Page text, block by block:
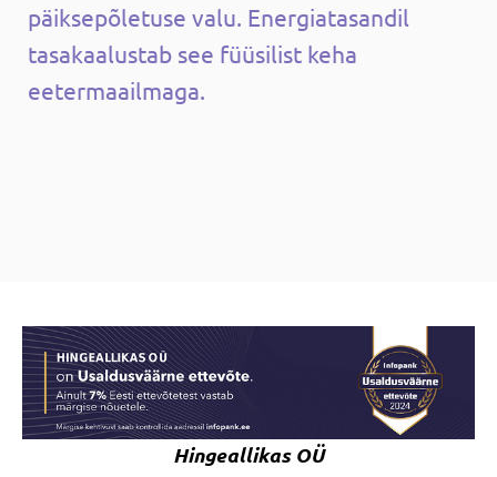
päiksepõletuse valu. Energiatasandil
tasakaalustab see füüsilist keha
eetermaailmaga.
Hingeallikas OÜ